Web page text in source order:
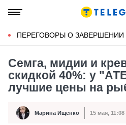
ПЕРЕГОВОРЫ О
Семга, мидии и
скидкой 40%: у
лучшие цены на
Автор Марина Ищенко
Дата публикации 15 мая, 11:08